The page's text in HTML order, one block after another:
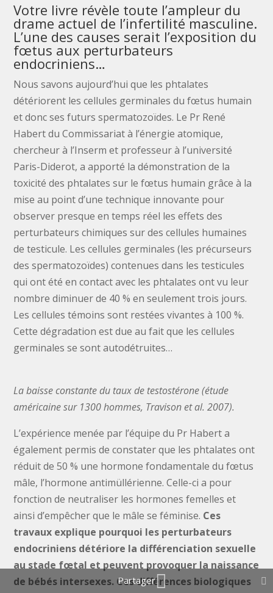
Votre livre révèle toute l’ampleur du
drame actuel de l’infertilité masculine.
L’une des causes serait l’exposition du
fœtus aux perturbateurs
endocriniens…
Nous savons aujourd’hui que les phtalates
détériorent les cellules germinales du fœtus humain
et donc ses futurs spermatozoïdes. Le Pr René
Habert du Commissariat à l’énergie atomique,
chercheur à l’Inserm et professeur à l’université
Paris-Diderot, a apporté la démonstration de la
toxicité des phtalates sur le fœtus humain grâce à la
mise au point d’une technique innovante pour
observer presque en temps réel les effets des
perturbateurs chimiques sur des cellules humaines
de testicule. Les cellules germinales (les précurseurs
des spermatozoïdes) contenues dans les testicules
qui ont été en contact avec les phtalates ont vu leur
nombre diminuer de 40 % en seulement trois jours.
Les cellules témoins sont restées vivantes à 100 %.
Cette dégradation est due au fait que les cellules
germinales se sont autodétruites…
La baisse constante du taux de testostérone (étude
américaine sur 1300 hommes, Travison et al. 2007).
L’expérience menée par l’équipe du Pr Habert a
également permis de constater que les phtalates ont
réduit de 50 % une hormone fondamentale du fœtus
mâle, l’hormone antimüllérienne. Celle-ci a pour
fonction de neutraliser les hormones femelles et
ainsi d’empêcher que le mâle se féminise. Ces
travaux explique pourquoi les perturbateurs
endocriniens détériore la différenciation sexuelle
au stade fœtal et peuvent provoquer la naissance
de bébés intersexes. Ces différences biologiques